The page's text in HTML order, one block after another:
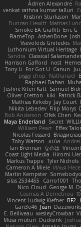
Adrien Alexandre
venkat rathna kumar talluri
Kristinn Sturluson
Duncan Hewitt Mattias
Smoke EA Graffiti Eric G
FlameTop AshenBone
Vsevolods Gniteckis
Luthonium Virtual Heritage
Sandra Classical
Harrison Gafford
nost
Tony Li For Got U Canun
piggy chop
Nathanaël
Raphael Dahan
Jeshire Kiten Katt Samuel
Oliver Cretton
kiki Patrick
Mathias Kirkeby Jay Court
Nikita Lebedev Filip Morys
Bob Anderson Ofek Chen
Maya Enderland
Sxcret
William Peart Effex
Nicolas Fossard
Toby Watson אלמוג Andrei
Ian Brennan なのは
Coast Light Media Hiromi
Markus Trappe Tyler Nichols
Cameron A Miele Илья
Martin Kempster
silas 2534455
Carro1001
Nico Cloud George M.
Cosmas A Demetriou
Vincent Ludwig Kiefner BF2
Gan3e46 Jean
E. Belliveau wesleyCrowbar
Musa muturi Ducksink